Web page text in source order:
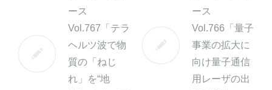
ース
Vol.767「テラ
ヘルツ波で物
質の「ねじ
れ」を“地
ース
Vol.766「量子
事業の拡大に
向け量子通信
用レーザの出